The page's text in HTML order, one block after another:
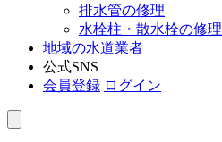
排水管の修理
水栓柱・散水栓の修理
地域の水道業者
公式SNS
会員登録 ログイン